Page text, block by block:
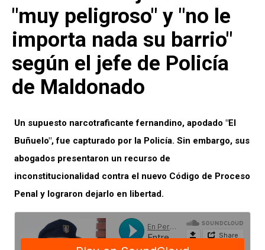
"muy peligroso" y "no le
importa nada su barrio"
según el jefe de Policía
de Maldonado
Un supuesto narcotraficante fernandino, apodado "El
Buñuelo", fue capturado por la Policía. Sin embargo, sus
abogados presentaron un recurso de
inconstitucionalidad contra el nuevo Código de Proceso
Penal y lograron dejarlo en libertad.